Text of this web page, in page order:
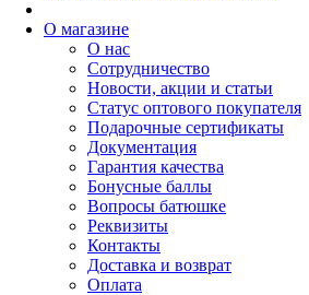
О магазине
О нас
Сотрудничество
Новости, акции и статьи
Статус оптового покупателя
Подарочные сертификаты
Документация
Гарантия качества
Бонусные баллы
Вопросы батюшке
Реквизиты
Контакты
Доставка и возврат
Оплата